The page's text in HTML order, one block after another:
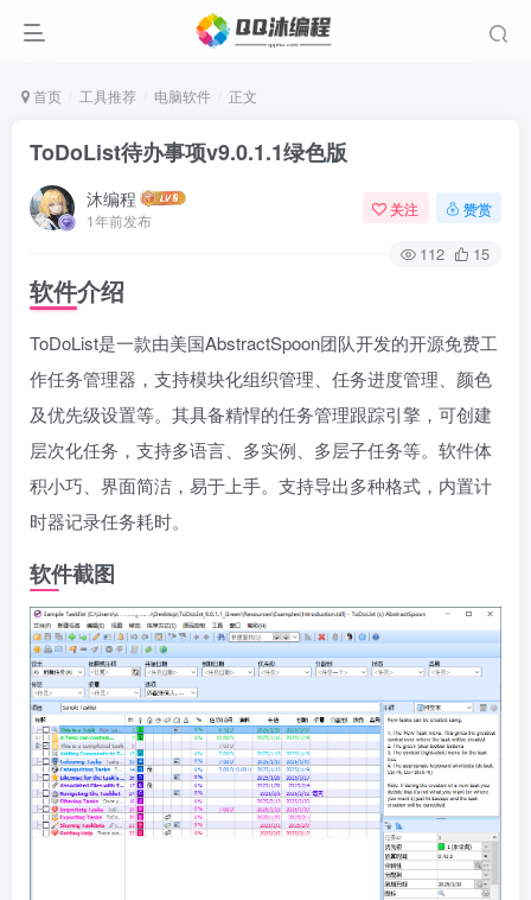
首页 工具推荐 电脑软件 正文
ToDoList待办事项v9.0.1.1绿色版
沐编程
1年前发布
关注 赞赏
112 15
软件介绍
ToDoList是一款由美国AbstractSpoon团队开发的开源免费工
作任务管理器，支持模块化组织管理、任务进度管理、颜色
及优先级设置等。其具备精悍的任务管理跟踪引擎，可创建
层次化任务，支持多语言、多实例、多层子任务等。软件体
积小巧、界面简洁，易于上手。支持导出多种格式，内置计
时器记录任务耗时。
软件截图